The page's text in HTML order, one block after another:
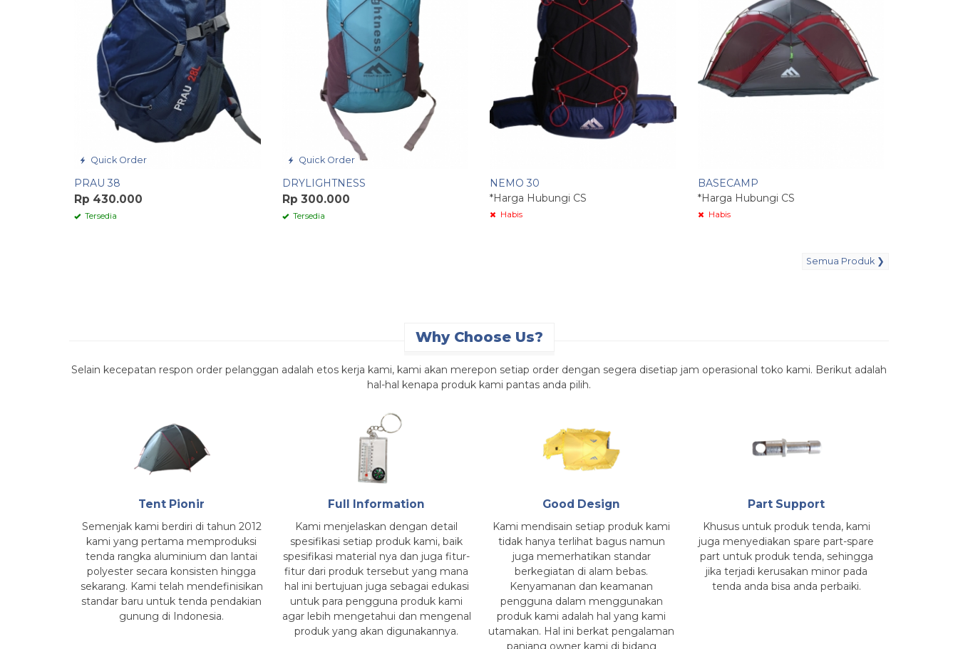
Quick Order
PRAU 38
Rp 430.000
Tersedia
Quick Order
DRYLIGHTNESS
Rp 300.000
Tersedia
NEMO 30
*Harga Hubungi CS
Habis
BASECAMP
*Harga Hubungi CS
Habis
Semua Produk ❯
Why Choose Us?
Selain kecepatan respon order pelanggan adalah etos kerja kami, kami akan merepon setiap order dengan segera disetiap jam operasional toko kami. Berikut adalah
hal-hal kenapa produk kami pantas anda pilih.
Tent Pionir
Semenjak kami berdiri di tahun 2012
kami yang pertama memproduksi
tenda rangka aluminium dan lantai
polyester secara konsisten hingga
sekarang. Kami telah mendefinisikan
standar baru untuk tenda pendakian
gunung di Indonesia.
Full Information
Kami menjelaskan dengan detail
spesifikasi setiap produk kami, baik
spesifikasi material nya dan juga fitur-
fitur dari produk tersebut yang mana
hal ini bertujuan juga sebagai edukasi
untuk para pengguna produk kami
agar lebih mengetahui dan mengenal
produk yang akan digunakannya.
Good Design
Kami mendisain setiap produk kami
tidak hanya terlihat bagus namun
juga memerhatikan standar
berkegiatan di alam bebas.
Kenyamanan dan keamanan
pengguna dalam menggunakan
produk kami adalah hal yang kami
utamakan. Hal ini berkat pengalaman
panjang owner kami di bidang
Part Support
Khusus untuk produk tenda, kami
juga menyediakan spare part-spare
part untuk produk tenda, sehingga
jika terjadi kerusakan minor pada
tenda anda bisa anda perbaiki.